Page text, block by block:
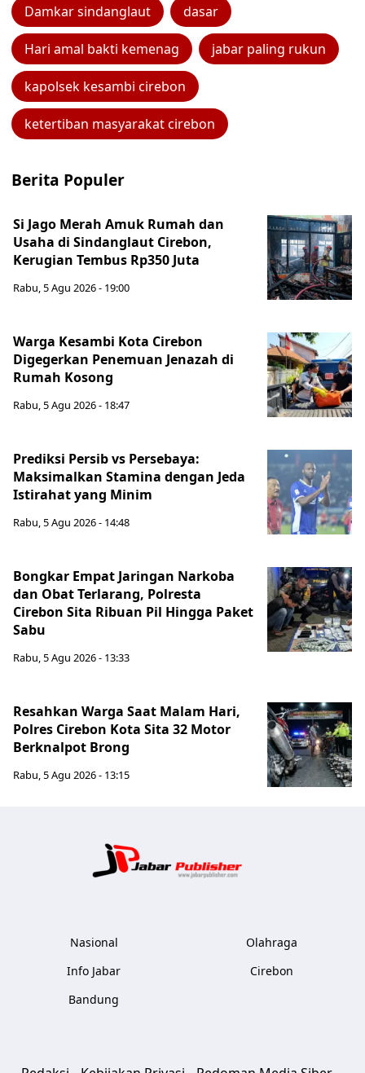
Damkar sindanglaut dasar
Hari amal bakti kemenag jabar paling rukun
kapolsek kesambi cirebon
ketertiban masyarakat cirebon
Berita Populer
Si Jago Merah Amuk Rumah dan
Usaha di Sindanglaut Cirebon,
Kerugian Tembus Rp350 Juta
Rabu, 5 Agu 2026 - 19:00
Warga Kesambi Kota Cirebon
Digegerkan Penemuan Jenazah di
Rumah Kosong
Rabu, 5 Agu 2026 - 18:47
Prediksi Persib vs Persebaya:
Maksimalkan Stamina dengan Jeda
Istirahat yang Minim
Rabu, 5 Agu 2026 - 14:48
Bongkar Empat Jaringan Narkoba
dan Obat Terlarang, Polresta
Cirebon Sita Ribuan Pil Hingga Paket
Sabu
Rabu, 5 Agu 2026 - 13:33
Resahkan Warga Saat Malam Hari,
Polres Cirebon Kota Sita 32 Motor
Berknalpot Brong
Rabu, 5 Agu 2026 - 13:15
Nasional
Info Jabar
Bandung
Olahraga
Cirebon